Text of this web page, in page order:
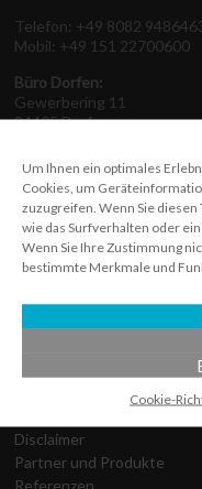
Um Ihnen ein optimales
Cookies, um
zuzugreifen. Wenn Sie
wie das Surfverhalten oder
Wenn Sie Ihre Zustimmung
bestimmte Merkmale und
Cookie-
Telefon: +49 8082
Mobil: +49 151 22700600
Büro Dorfen:
Gewerbering 11
84405 Dorfen
Auf einen Klick
Datenschutz­erklärung
Disclaimer
Partner und Produkte
Referenzen